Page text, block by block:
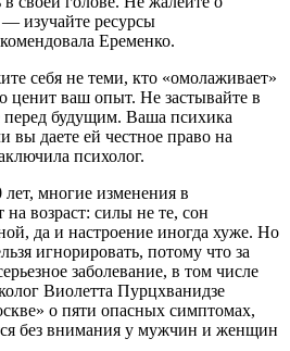
изучайте ресурсы
Еременко.
себя не теми, кто «омолаживает»
ценит ваш опыт. Не застывайте в
будущим. Ваша психика
вы даете ей честное право на
психолог.
многие изменения в
возраст: силы не те, сон
да и настроение иногда хуже. Но
игнорировать, потому что за
заболевание, в том числе
Виолетта Пурцхванидзе
о пяти опасных симптомах,
без внимания у мужчин и женщин